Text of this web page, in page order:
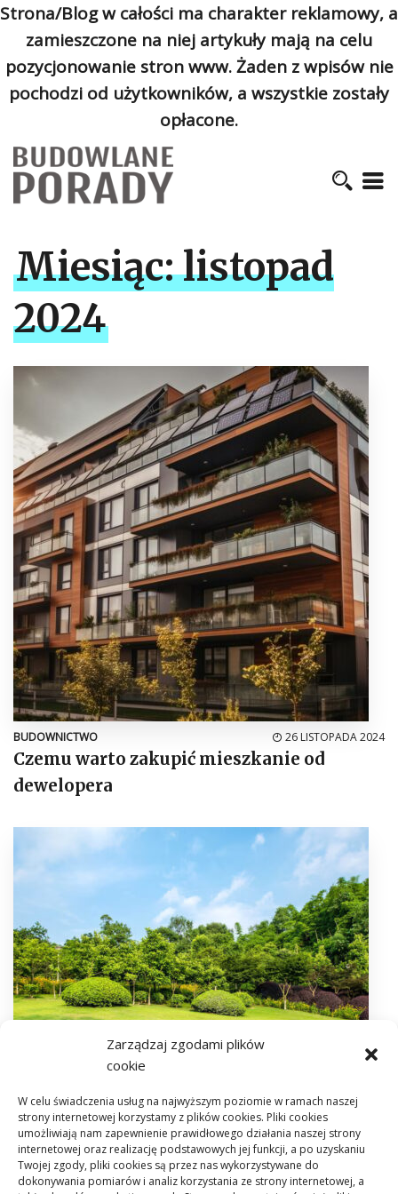
Zarządzaj zgodami plików
cookie
W celu świadczenia usług na najwyższym poziomie w ramach naszej
strony internetowej korzystamy z plików cookies. Pliki cookies
umożliwiają nam zapewnienie prawidłowego działania naszej strony
internetowej oraz realizację podstawowych jej funkcji, a po uzyskaniu
Twojej zgody, pliki cookies są przez nas wykorzystywane do
dokonywania pomiarów i analiz korzystania ze strony internetowej, a
Strona/Blog w całości ma charakter reklamowy, a
zamieszczone na niej artykuły mają na celu
pozycjonowanie stron www. Żaden z wpisów nie
pochodzi od użytkowników, a wszystkie zostały
opłacone.
Miesiąc:listopad
2024
BUDOWNICTWO 26 LISTOPADA 2024
Czemu warto zakupić mieszkanie od
dewelopera